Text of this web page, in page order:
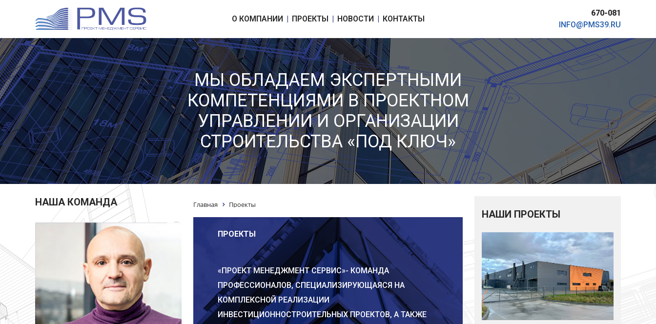
О КОМПАНИИ ПРОЕКТЫ НОВОСТИ КОНТАКТЫ
670-081
INFO@PMS39.RU
МЫ ОБЛАДАЕМ ЭКСПЕРТНЫМИ
КОМПЕТЕНЦИЯМИ В ПРОЕКТНОМ
УПРАВЛЕНИИ И ОРГАНИЗАЦИИ
СТРОИТЕЛЬСТВА «ПОД КЛЮЧ»
НАША КОМАНДА Главная Проекты
ПРОЕКТЫ
«ПРОЕКТ МЕНЕДЖМЕНТ СЕРВИС»- КОМАНДА
ПРОФЕССИОНАЛОВ, СПЕЦИАЛИЗИРУЮЩАЯСЯ НА
КОМПЛЕКСНОЙ РЕАЛИЗАЦИИ
ИНВЕСТИЦИОННОСТРОИТЕЛЬНЫХ ПРОЕКТОВ, А ТАКЖЕ
НАШИ ПРОЕКТЫ